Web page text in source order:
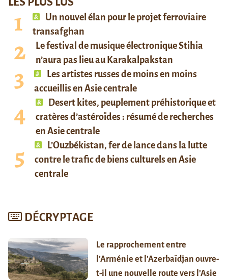
Un nouvel élan pour le projet ferroviaire
transafghan
Le festival de musique électronique Stihia
n’aura pas lieu au Karakalpakstan
Les artistes russes de moins en moins
accueillis en Asie centrale
Desert kites, peuplement préhistorique et
cratères d’astéroïdes : résumé de recherches
en Asie centrale
L’Ouzbékistan, fer de lance dans la lutte
contre le trafic de biens culturels en Asie
centrale
DÉCRYPTAGE
Le rapprochement entre
l’Arménie et l’Azerbaïdjan ouvre-
t-il une nouvelle route vers l’Asie